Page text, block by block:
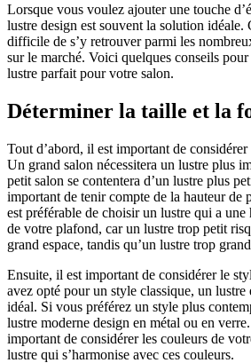
Lorsque vous voulez ajouter une touche
lustre design est souvent la solution idéale.
difficile de s’y retrouver parmi les
sur le marché. Voici quelques conseils
lustre parfait pour votre salon.
Déterminer la taille et la
Tout d’abord, il est important de
Un grand salon nécessitera un lustre plus
petit salon se contentera d’un lustre plus
important de tenir compte de la hauteur de
est préférable de choisir un lustre qui a
de votre plafond, car un lustre trop petit
grand espace, tandis qu’un lustre trop
Ensuite, il est important de considérer le
avez opté pour un style classique, un
idéal. Si vous préférez un style plus
lustre moderne design en métal ou en
important de considérer les couleurs de
lustre qui s’harmonise avec ces couleurs.